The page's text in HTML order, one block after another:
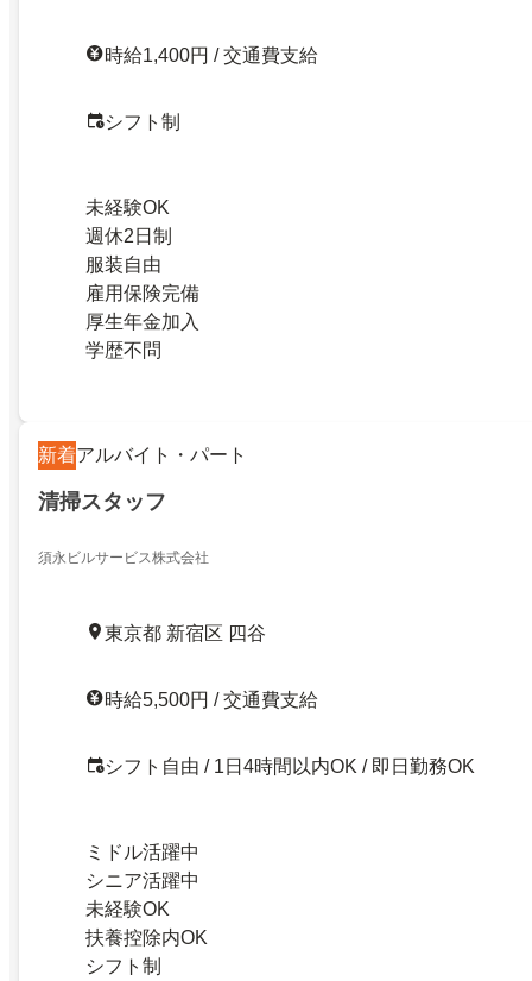
時給1,400円 / 交通費支給
シフト制
未経験OK
週休2日制
服装自由
雇用保険完備
厚生年金加入
学歴不問
新着アルバイト・パート
清掃スタッフ
須永ビルサービス株式会社
東京都 新宿区 四谷
時給5,500円 / 交通費支給
シフト自由 / 1日4時間以内OK / 即日勤務OK
ミドル活躍中
シニア活躍中
未経験OK
扶養控除内OK
シフト制